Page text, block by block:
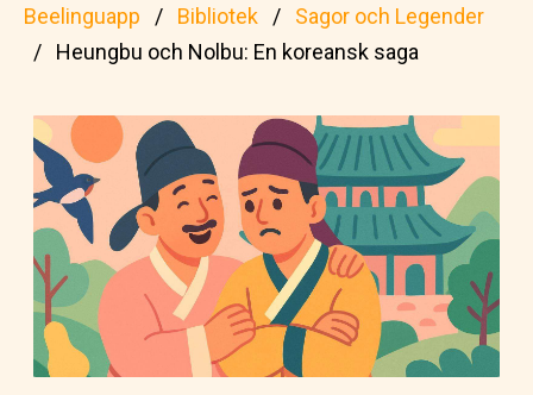
Beelinguapp Bibliotek
Sagor och Legender
Heungbu och Nolbu: En koreansk saga